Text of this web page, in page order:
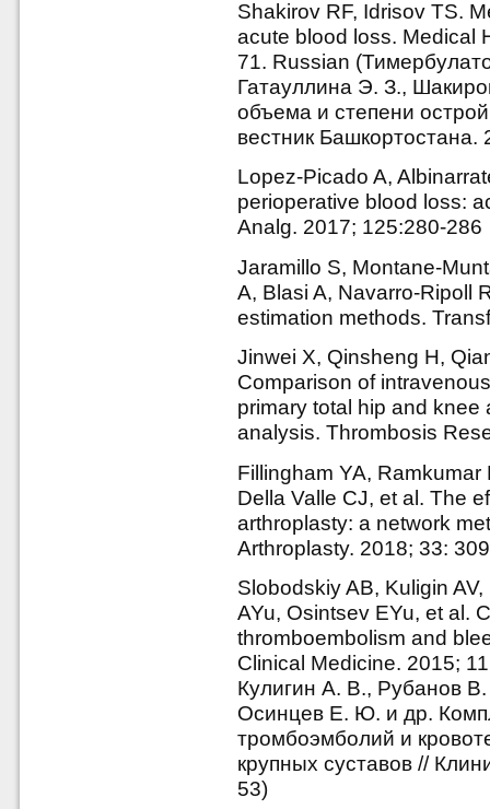
Shakirov RF, Idrisov TS.
acute blood loss. Medical
71. Russian
Гатауллина Э. З.,
объема и степени
вестник
Lopez-Picado A,
perioperative blood loss:
Analg. 2017; 125:280-286
Jaramillo S, Montane-
A, Blasi A, Navarro-Ripoll
estimation methods.
Jinwei X, Qinsheng H,
Comparison of
primary total hip and
analysis. Thrombosis
Fillingham YA,
Della Valle CJ, et al. The
arthroplasty: a network
Arthroplasty. 2018; 33:
Slobodskiy AB, Kuligin
AYu, Osintsev EYu, et al.
thromboembolism and
Clinical Medicine. 2015;
Кулигин А. В., Рубанов
Осинцев Е. Ю. и др.
тромбоэмболий и
крупных суставов //
53)